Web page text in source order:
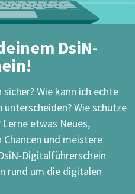
DsiN-
Wie kann ich echte
Wie schütze
etwas Neues,
und meistere
Digitalführerschein
rund um die digitalen